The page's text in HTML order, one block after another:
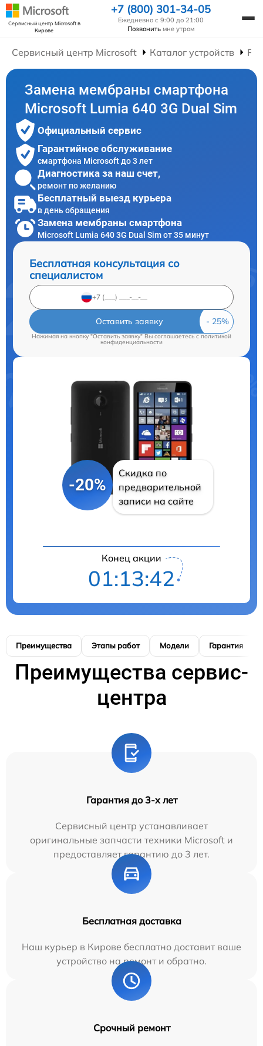
Сервисный центр Microsoftв
Кирове
+7 (800) 301-34-05
Ежедневно с 9:00 до 21:00
Позвонить мне утром
Сервисный центр Microsoft Каталог устройств
Замена мембраны смартфона
Microsoft Lumia 640 3G Dual Sim
Официальный сервис
Гарантийное обслуживание
смартфона Microsoft до 3 лет
Диагностика за наш счет,
ремонт по желанию
Бесплатный выезд курьера
в день обращения
Замена мембраны смартфона
Microsoft Lumia 640 3G Dual Sim от 35 минут
Бесплатная консультация со
специалистом
Оставить заявку
Нажимая на кнопку "Оставить заявку" Вы соглашаетесь cполитикой
конфиденциальности
-20%
Скидка по
предварительной
записи на сайте
Конец акции
01:13:41
Преимущества Этапы работ Модели Гарантия
Преимущества сервис-
центра
Гарантия до 3-х лет
Сервисный центр устанавливает
оригинальные запчасти техники Microsoft и
предоставляет гарантию до 3 лет.
Бесплатная доставка
Наш курьер в Кирове бесплатно доставит ваше
устройство на ремонт и обратно.
Срочный ремонт